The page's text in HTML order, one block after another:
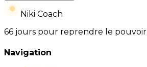
Niki Coach
66 jours pour reprendre le pouvoir
Navigation